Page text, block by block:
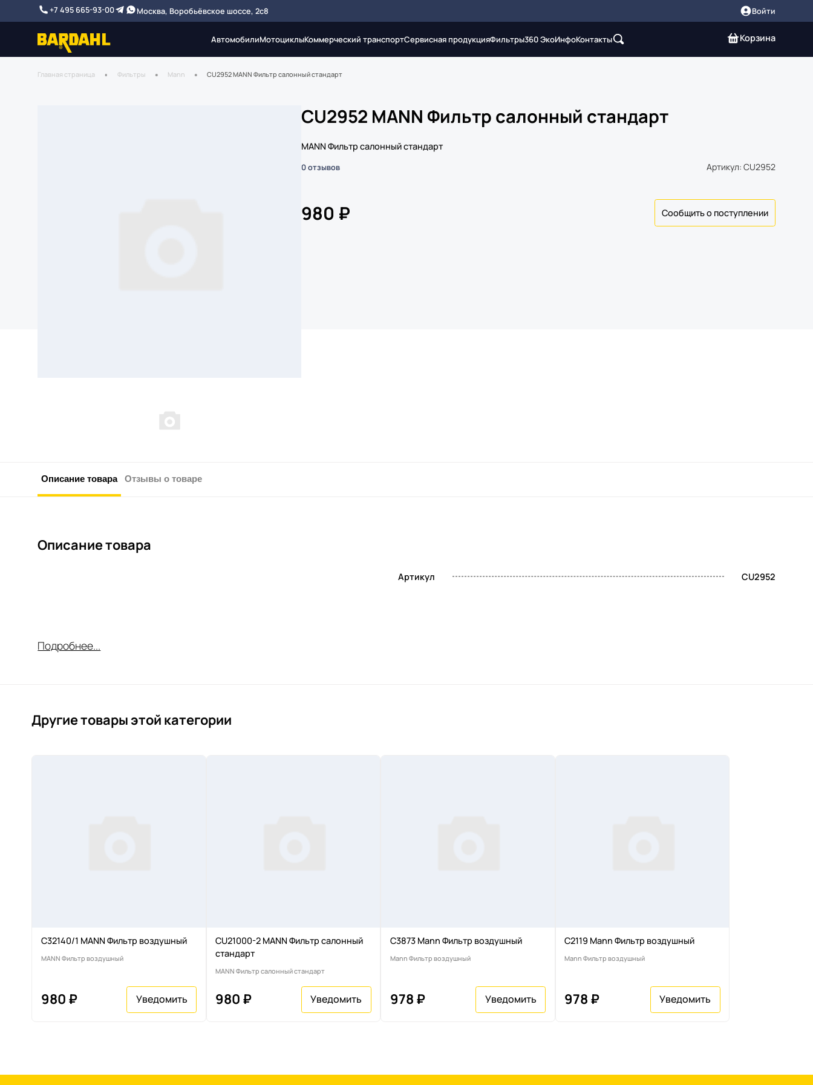
+7 495 665-93-00 Москва, Воробьёвское шоссе, 2с8 Войти
АвтомобилиМотоциклыКоммерческий транспортСервисная продукцияФильтры360 ЭкоИнфоКонтакты Корзина
Главная страница Фильтры Mann CU2952 MANN Фильтр салонный стандарт
CU2952 MANN Фильтр салонный стандарт
MANN Фильтр салонный стандарт
0 отзывов Артикул: CU2952
980 ₽
Описание товара Отзывы о товаре
Описание товара
Подробнее...
Артикул CU2952
Другие товары этой категории
C32140/1 MANN Фильтр воздушный
MANN Фильтр воздушный
980 ₽
CU21000-2 MANN Фильтр салонный
стандарт
MANN Фильтр салонный стандарт
980 ₽
C3873 Mann Фильтр воздушный
Mann Фильтр воздушный
978 ₽
C2119 Mann Фильтр воздушный
Mann Фильтр воздушный
978 ₽